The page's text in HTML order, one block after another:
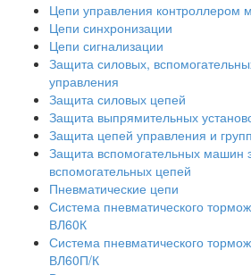
Цепи управления контроллером
Цепи синхронизации
Цепи сигнализации
Защита силовых,
управления
Защита силовых цепей
Защита выпрямительных
Защита цепей управления и
Защита вспомогательных машин
вспомогательных цепей
Пневматические цепи
Система пневматического
ВЛ60К
Система пневматического
ВЛ60П/К